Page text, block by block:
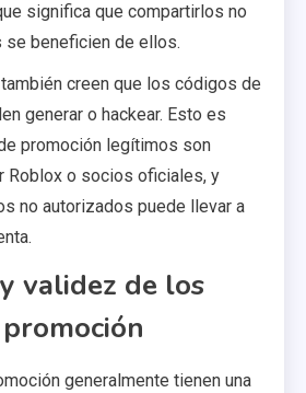
significa que compartirlos no
se beneficien de ellos.
creen que los códigos de
generar o hackear. Esto es
promoción legítimos son
Roblox o socios oficiales, y
no autorizados puede llevar a
validez de los
generalmente tienen una